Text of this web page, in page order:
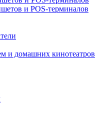
и POS-терминалов
и домашних кинотеатров